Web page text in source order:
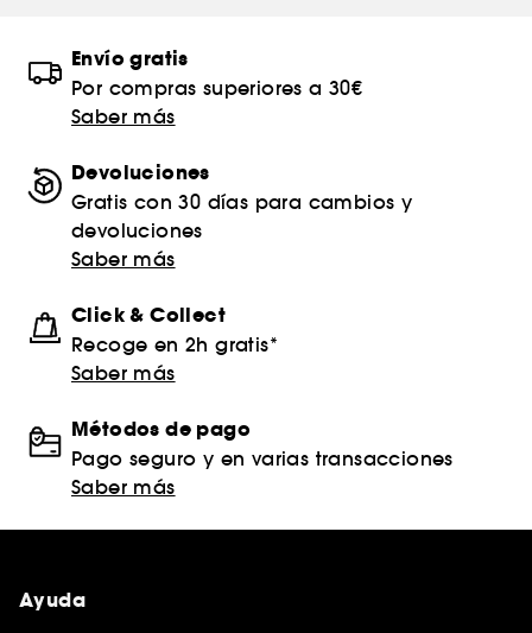
Envío gratis
Por compras superiores a 30€
Saber más
Devoluciones
Gratis con 30 días para cambios y
devoluciones
Saber más
Click & Collect
Recoge en 2h gratis*
Saber más
Métodos de pago
Pago seguro y en varias transacciones
Saber más
Ayuda